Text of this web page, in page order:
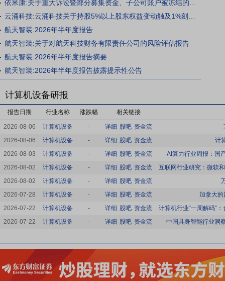
航天智装:2026年半年度报告
航天智装:关于对航天科技财务有限责任公司的风险评估报告
航天智装:2026年半年度报告摘要
航天智装:2026年半年度报告披露提示性公告
计算机设备研报
报告日期 行业名称 涨跌幅 相关链接
2026-08-06 计算机设备 - 详细 股吧 资金流
2026-08-06
计算机设备 - 详细 股吧 资金流
计
2026-08-03
计算机设备 - 详细 股吧 资金流
AI算力行业周报：国
2026-08-02
计算机设备 - 详细 股吧 资金流
2026-08-02
计算机设备 - 详细 股吧 资金流
2026-07-28
计算机设备 - 详细 股吧 资金流
加拿大
2026-07-22
计算机设备 - 详细 股吧 资金流
2026-07-22
计算机设备 - 详细 股吧 资金流 中国具身智能行业洞